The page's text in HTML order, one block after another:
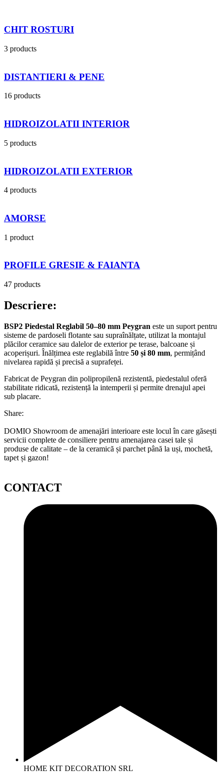
CHIT ROSTURI
3 products
DISTANTIERI & PENE
16 products
HIDROIZOLATII INTERIOR
5 products
HIDROIZOLATII EXTERIOR
4 products
AMORSE
1 product
PROFILE GRESIE & FAIANTA
47 products
Descriere:
BSP2 Piedestal Reglabil 50–80 mm Peygran este un suport pentru
sisteme de pardoseli flotante sau supraînălțate, utilizat la montajul
plăcilor ceramice sau dalelor de exterior pe terase, balcoane și
acoperișuri. Înălțimea este reglabilă între 50 și 80 mm, permițând
nivelarea rapidă și precisă a suprafeței.
Fabricat de Peygran din polipropilenă rezistentă, piedestalul oferă
stabilitate ridicată, rezistență la intemperii și permite drenajul apei
sub placare.
Share:
DOMIO Showroom de amenajări interioare este locul în care găsești
servicii complete de consiliere pentru amenajarea casei tale și
produse de calitate – de la ceramică și parchet până la uși, mochetă,
tapet și gazon!
CONTACT
HOME KIT DECORATION SRL